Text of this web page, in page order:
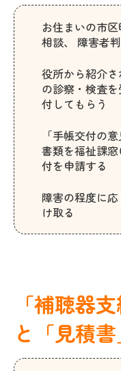
お住まいの市
相談、 障害者
役所から紹介
の診察・検査
付してもらう
「手帳交付の
書類を福祉課
付を申請する
障害の程度に
け取る
「補聴器
と「見積